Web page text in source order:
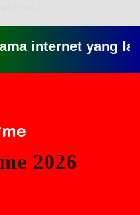
yang
2026